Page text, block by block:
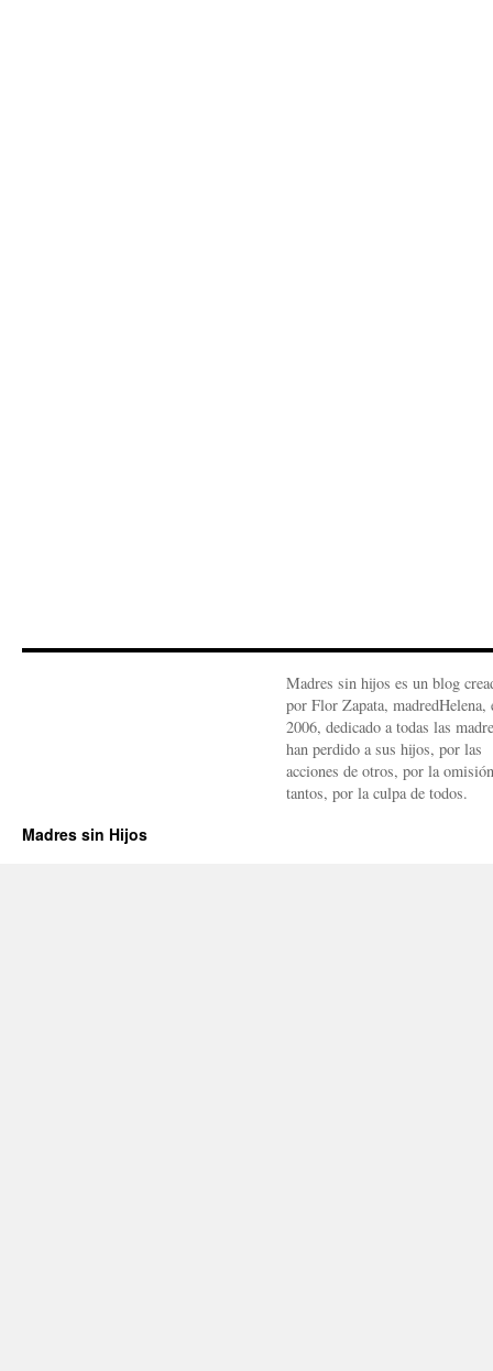
Madres sin hijos es un blog
por Flor Zapata, madredHelena,
2006, dedicado a todas las
han perdido a sus hijos, por las
acciones de otros, por la
tantos, por la culpa de todos.
Madres sin Hijos